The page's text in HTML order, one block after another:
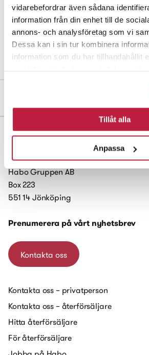
vidarebefordrar även sådana
information från din enhet till de
annons- och analysföretag som vi
Dessa kan i sin tur kombinera
information som du har tillhandahållit
Tillåt alla
Anpassa
Brytskydd av rostfritt stål, T-profil. Passar
vänsterhängda dörrar. Längd 280 mm.
mm. Rekommenderas om spalten mellan
större än 7 mm. Levereras inklusive skruv.
Habo Gruppen AB
Box 223
551 14 Jönköping
Prenumerera på vårt nyhetsbrev
Kontakta oss
Kontakta oss – privatperson
Kontakta oss – återförsäljare
Hitta återförsäljare
För återförsäljare